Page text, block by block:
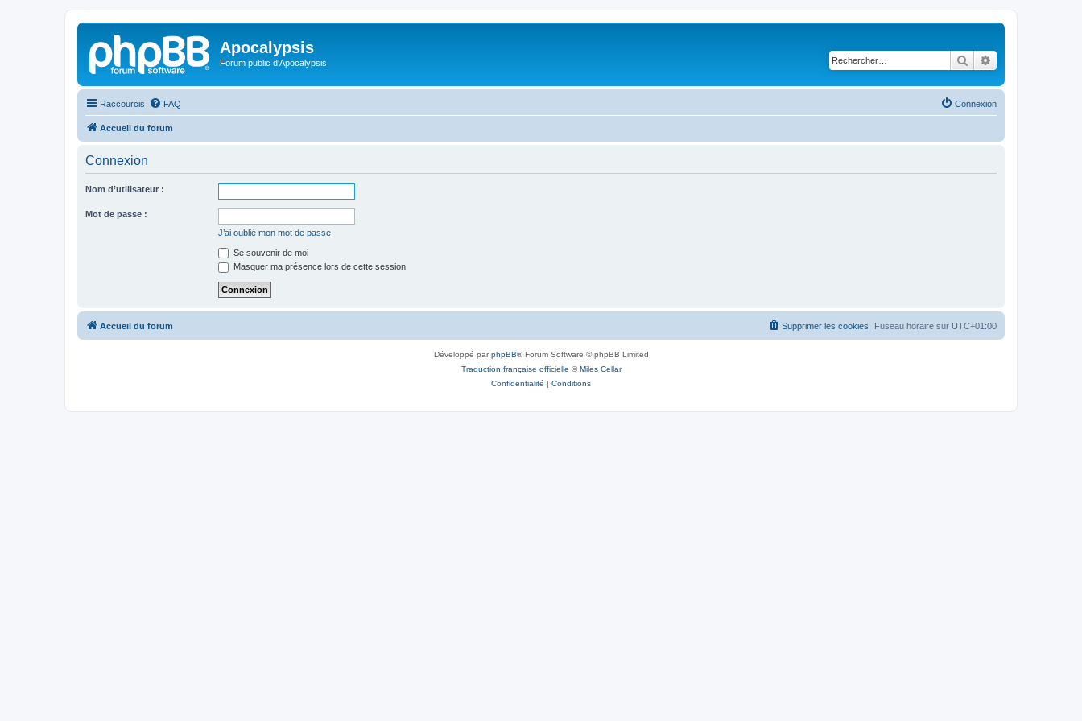
Apocalypsis
Forum public d'Apocalypsis Rechercher
Raccourcis FAQ Connexion
Accueil du forum
Connexion
Nom d’utilisateur :
Mot de passe :
J’ai oublié mon mot de passe
Se souvenir de moi
Masquer ma présence lors de cette session
Accueil du forum Fuseau horaire sur UTC+01:00
Supprimer les cookies
Développé parphpBB® Forum Software © phpBB Limited
Traduction française officielle ©Miles Cellar
Confidentialité | Conditions